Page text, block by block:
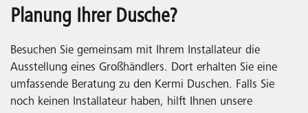
Planung Ihrer Dusche?
Besuchen Sie gemeinsam mit Ihrem Installateur die
Ausstellung eines Großhändlers. Dort erhalten Sie eine
umfassende Beratung zu den Kermi Duschen. Falls Sie
noch keinen Installateur haben, hilft Ihnen unsere